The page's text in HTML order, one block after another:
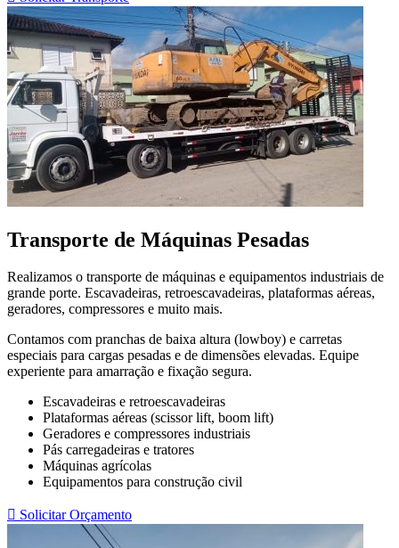
Transporte de Máquinas Pesadas
Realizamos o transporte de máquinas e equipamentos industriais de
grande porte. Escavadeiras, retroescavadeiras, plataformas aéreas,
geradores, compressores e muito mais.
Contamos com pranchas de baixa altura (lowboy) e carretas
especiais para cargas pesadas e de dimensões elevadas. Equipe
experiente para amarração e fixação segura.
Escavadeiras e retroescavadeiras
Plataformas aéreas (scissor lift, boom lift)
Geradores e compressores industriais
Pás carregadeiras e tratores
Máquinas agrícolas
Equipamentos para construção civil
 Solicitar Orçamento